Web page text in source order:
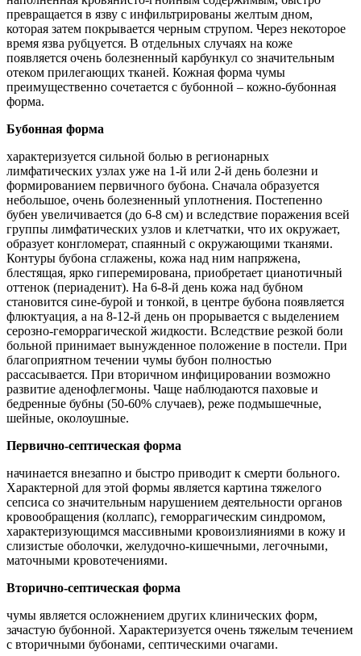
превращается в язву с инфильтрированы желтым дном,
которая затем покрывается черным струпом. Через некоторое
время язва рубцуется. В отдельных случаях на коже
появляется очень болезненный карбункул со значительным
отеком прилегающих тканей. Кожная форма чумы
преимущественно сочетается с бубонной – кожно-бубонная
форма.
Бубонная форма
характеризуется сильной болью в регионарных
лимфатических узлах уже на 1-й или 2-й день болезни и
формированием первичного бубона. Сначала образуется
небольшое, очень болезненный уплотнения. Постепенно
бубен увеличивается (до 6-8 см) и вследствие поражения всей
группы лимфатических узлов и клетчатки, что их окружает,
образует конгломерат, спаянный с окружающими тканями.
Контуры бубона сглажены, кожа над ним напряжена,
блестящая, ярко гиперемирована, приобретает цианотичный
оттенок (периаденит). На 6-8-й день кожа над бубном
становится сине-бурой и тонкой, в центре бубона появляется
флюктуация, а на 8-12-й день он прорывается с выделением
серозно-геморрагической жидкости. Вследствие резкой боли
больной принимает вынужденное положение в постели. При
благоприятном течении чумы бубон полностью
рассасывается. При вторичном инфицировании возможно
развитие аденофлегмоны. Чаще наблюдаются паховые и
бедренные бубны (50-60% случаев), реже подмышечные,
шейные, околоушные.
Первично-септическая форма
начинается внезапно и быстро приводит к смерти больного.
Характерной для этой формы является картина тяжелого
сепсиса со значительным нарушением деятельности органов
кровообращения (коллапс), геморрагическим синдромом,
характеризующимся массивными кровоизлияниями в кожу и
слизистые оболочки, желудочно-кишечными, легочными,
маточными кровотечениями.
Вторично-септическая форма
чумы является осложнением других клинических форм,
зачастую бубонной. Характеризуется очень тяжелым течением
с вторичными бубонами, септическими очагами.